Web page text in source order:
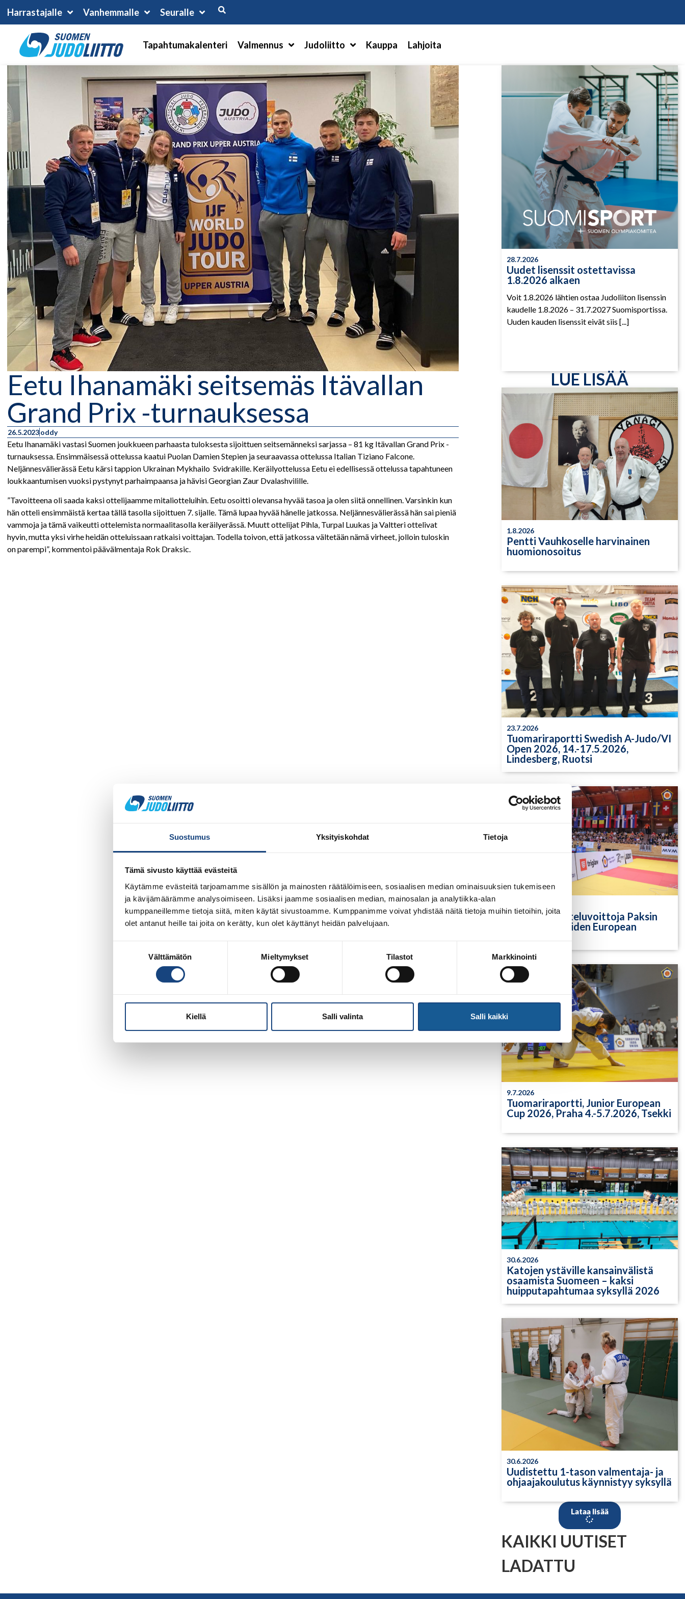
Suostumus Yksityiskohdat Tietoja
Tämä sivusto käyttää evästeitä
Käytämme evästeitä tarjoamamme sisällön ja mainosten räätälöimiseen, sosiaalisen median ominaisuuksien tukemiseen
ja kävijämäärämme analysoimiseen. Lisäksi jaamme sosiaalisen median, mainosalan ja analytiikka-alan
kumppaneillemme tietoja siitä, miten käytät sivustoamme. Kumppanimme voivat yhdistää näitä tietoja muihin tietoihin, joita
olet antanut heille tai joita on kerätty, kun olet käyttänyt heidän palvelujaan.
Välttämätön Mieltymykset Tilastot Markkinointi
Kiellä Salli valinta Salli kaikki
Harrastajalle Vanhemmalle Seuralle
Tapahtumakalenteri Valmennus Judoliitto Kauppa Lahjoita
Eetu Ihanamäki seitsemäs Itävallan
Grand Prix -turnauksessa
26.5.2023oddy
Eetu Ihanamäki vastasi Suomen joukkueen parhaasta tuloksesta sijoittuen seitsemänneksi sarjassa – 81 kg Itävallan Grand Prix -
turnauksessa. Ensimmäisessä ottelussa kaatui Puolan Damien Stepien ja seuraavassa ottelussa Italian Tiziano Falcone.
Neljännesvälierässä Eetu kärsi tappion Ukrainan Mykhailo Svidrakille. Keräilyottelussa Eetu ei edellisessä ottelussa tapahtuneen
loukkaantumisen vuoksi pystynyt parhaimpaansa ja hävisi Georgian Zaur Dvalashvilille.
”Tavoitteena oli saada kaksi ottelijaamme mitaliotteluihin. Eetu osoitti olevansa hyvää tasoa ja olen siitä onnellinen. Varsinkin kun
hän otteli ensimmäistä kertaa tällä tasolla sijoittuen 7. sijalle. Tämä lupaa hyvää hänelle jatkossa. Neljännesvälierässä hän sai pieniä
vammoja ja tämä vaikeutti ottelemista normaalitasolla keräilyerässä. Muutt ottelijat Pihla, Turpal Luukas ja Valtteri ottelivat
hyvin, mutta yksi virhe heidän otteluissaan ratkaisi voittajan. Todella toivon, että jatkossa vältetään nämä virheet, jolloin tuloskin
on parempi”, kommentoi päävälmentaja Rok Draksic.
28.7.2026
Uudet lisenssit ostettavissa
1.8.2026 alkaen
Voit 1.8.2026 lähtien ostaa Judoliiton lisenssin
kaudelle 1.8.2026 – 31.7.2027 Suomisportissa.
Uuden kauden lisenssit eivät siis [...]
LUE LISÄÄ
1.8.2026
Pentti Vauhkoselle harvinainen
huomionosoitus
23.7.2026
Tuomariraportti Swedish A-Judo/VI
Open 2026, 14.-17.5.2026,
Lindesberg, Ruotsi
Yksittäisiä otteluvoittoja Paksin
alle 21-vuotiaiden European
9.7.2026
Tuomariraportti, Junior European
Cup 2026, Praha 4.-5.7.2026, Tsekki
30.6.2026
Katojen ystäville kansainvälistä
osaamista Suomeen – kaksi
huipputapahtumaa syksyllä 2026
30.6.2026
Uudistettu 1-tason valmentaja- ja
ohjaajakoulutus käynnistyy syksyllä
Lataa lisää
KAIKKI UUTISET
LADATTU